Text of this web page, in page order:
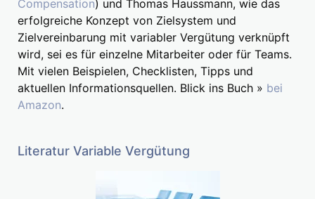
Compensation) und Thomas Haussmann, wie das
erfolgreiche Konzept von Zielsystem und
Zielvereinbarung mit variabler Vergütung verknüpft
wird, sei es für einzelne Mitarbeiter oder für Teams.
Mit vielen Beispielen, Checklisten, Tipps und
aktuellen Informationsquellen. Blick ins Buch » bei
Amazon.
Literatur Variable Vergütung